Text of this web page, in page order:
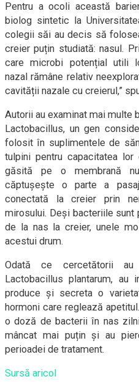
Pentru a ocoli această
biolog sintetic la
colegii săi au decis să
creier puțin studiată: nasul.
care microbi potențial utili
nazal rămâne relativ
cavității nazale cu creierul,”
Autorii au examinat mai multe
Lactobacillus, un gen
folosit în suplimentele de
tulpini pentru capacitatea
găsită pe o membrană
căptușește o parte a
conectată la creier prin
mirosului. Deși bacteriile
de la nas la creier, unele
acestui drum.
Odată ce cercetătorii
Lactobacillus plantarum, au
produce și secreta o
hormoni care reglează
o doză de bacterii în nas
mâncat mai puțin și au
perioadei de tratament.
Sursă aricol